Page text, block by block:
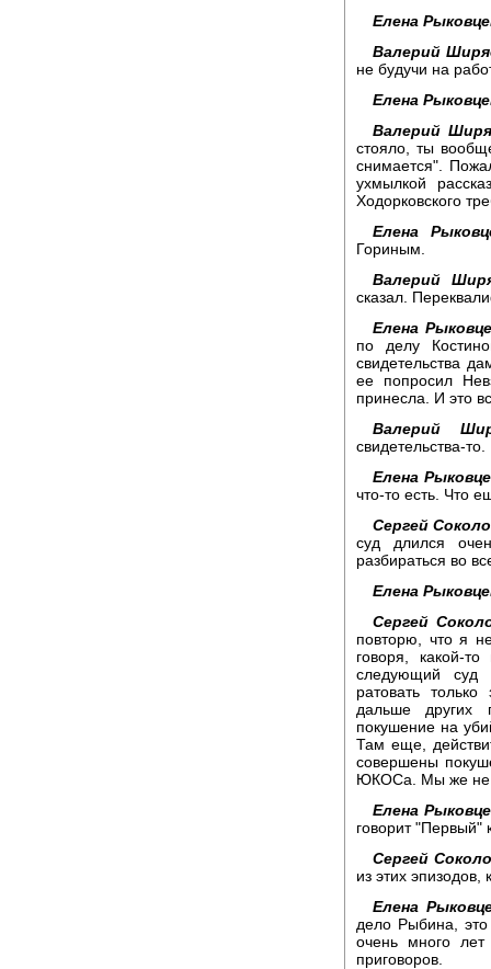
Елена
Валерий
не будучи на
Елена
Валерий
стояло, ты
снимается".
ухмылкой
Ходорковского
Елена
Гориным.
Валерий
сказал.
Елена
по делу
свидетельства
ее попросил
принесла. И это
Валерий
свидетельства-то.
Елена
что-то есть. Что
Сергей
суд длился
разбираться во
Елена
Сергей
повторю, что я
говоря, какой-
следующий суд
ратовать
дальше других
покушение на
Там еще,
совершены
ЮКОСа. Мы же не
Елена
говорит "Первый"
Сергей
из этих
Елена
дело Рыбина,
очень много
приговоров.